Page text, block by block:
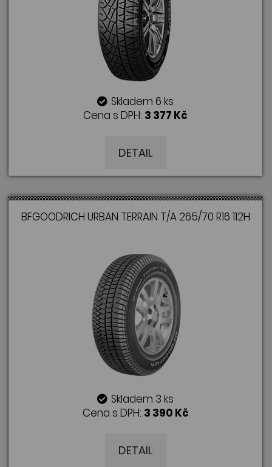
Skladem 6 ks
Cena s DPH: 3 377 Kč
DETAIL
BFGOODRICH URBAN TERRAIN T/A 265/70 R16 112H
Skladem 3 ks
Cena s DPH: 3 390 Kč
DETAIL